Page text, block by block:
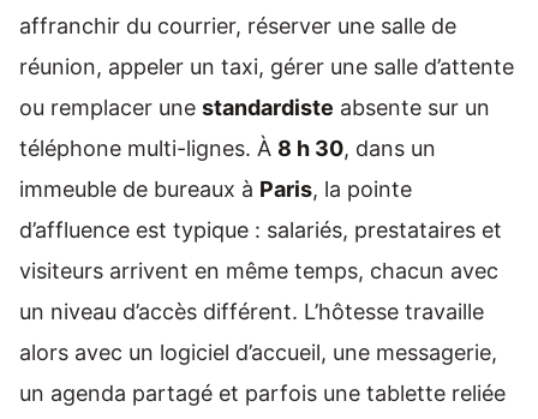
affranchir du courrier, réserver une salle de
réunion, appeler un taxi, gérer une salle d’attente
ou remplacer une standardiste absente sur un
téléphone multi-lignes. À 8 h 30, dans un
immeuble de bureaux à Paris, la pointe
d’affluence est typique : salariés, prestataires et
visiteurs arrivent en même temps, chacun avec
un niveau d’accès différent. L’hôtesse travaille
alors avec un logiciel d’accueil, une messagerie,
un agenda partagé et parfois une tablette reliée